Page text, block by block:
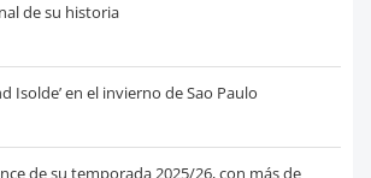
de su historia
Isolde’ en el invierno de Sao Paulo
de su temporada 2025/26, con más de